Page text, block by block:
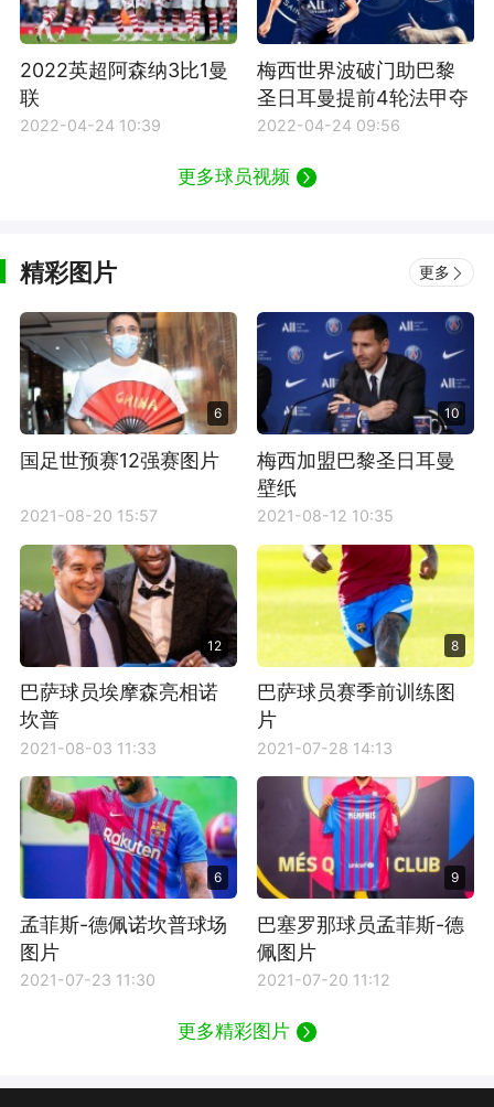
2022英超阿森纳3比1曼
联
2022-04-24 10:39
梅西世界波破门助巴黎
圣日耳曼提前4轮法甲夺
冠
2022-04-24 09:56
更多球员视频
精彩图片 更多
6
国足世预赛12强赛图片
2021-08-20 15:57
10
梅西加盟巴黎圣日耳曼
壁纸
2021-08-12 10:35
12
巴萨球员埃摩森亮相诺
坎普
2021-08-03 11:33
8
巴萨球员赛季前训练图
片
2021-07-28 14:13
6
孟菲斯-德佩诺坎普球场
图片
2021-07-23 11:30
9
巴塞罗那球员孟菲斯-德
佩图片
2021-07-20 11:12
更多精彩图片